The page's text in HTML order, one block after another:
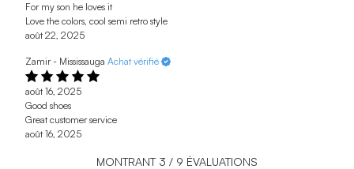
For my son he loves it
Love the colors, cool semi retro style
août 22, 2025
Zamir - Mississauga Achat vérifié
août 16, 2025
Good shoes
Great customer service
août 16, 2025
MONTRANT 3 / 9 ÉVALUATIONS